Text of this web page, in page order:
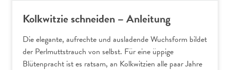
Kolkwitzie schneiden – Anleitung
Die elegante, aufrechte und ausladende Wuchsform bildet
der Perlmuttstrauch von selbst. Für eine üppige
Blütenpracht ist es ratsam, an Kolkwitzien alle paar Jahre